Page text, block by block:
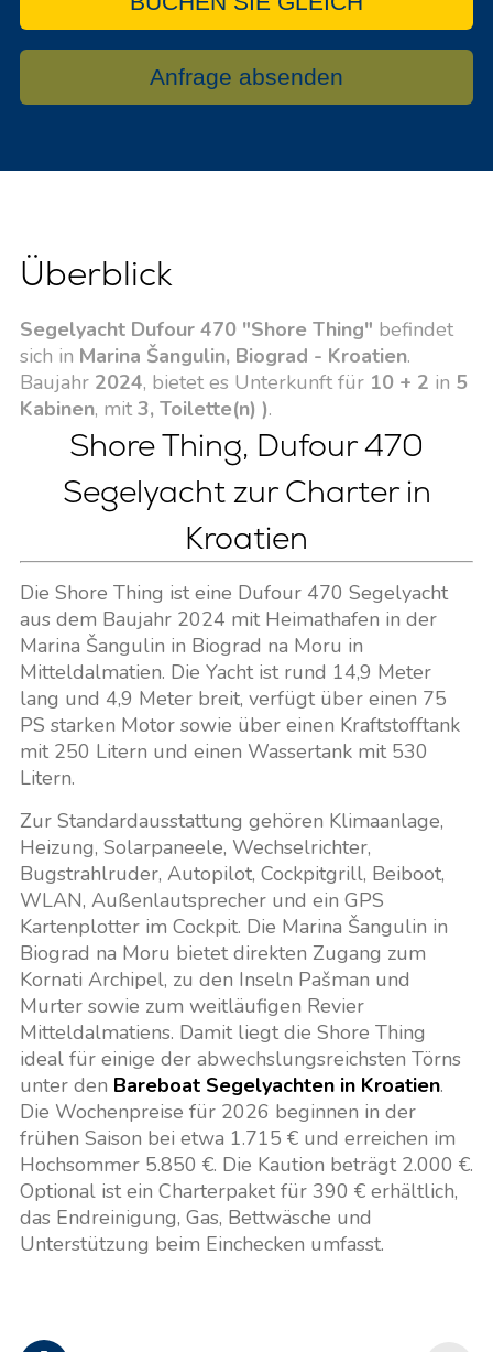
Anfrage absenden
Überblick
Segelyacht Dufour 470 "Shore Thing" befindet
sich in Marina Šangulin, Biograd - Kroatien.
Baujahr 2024, bietet es Unterkunft für 10 + 2 in 5
Kabinen, mit 3, Toilette(n) ).
Shore Thing, Dufour 470
Segelyacht zur Charter in
Kroatien
Die Shore Thing ist eine Dufour 470 Segelyacht
aus dem Baujahr 2024 mit Heimathafen in der
Marina Šangulin in Biograd na Moru in
Mitteldalmatien. Die Yacht ist rund 14,9 Meter
lang und 4,9 Meter breit, verfügt über einen 75
PS starken Motor sowie über einen Kraftstofftank
mit 250 Litern und einen Wassertank mit 530
Litern.
Zur Standardausstattung gehören Klimaanlage,
Heizung, Solarpaneele, Wechselrichter,
Bugstrahlruder, Autopilot, Cockpitgrill, Beiboot,
WLAN, Außenlautsprecher und ein GPS
Kartenplotter im Cockpit. Die Marina Šangulin in
Biograd na Moru bietet direkten Zugang zum
Kornati Archipel, zu den Inseln Pašman und
Murter sowie zum weitläufigen Revier
Mitteldalmatiens. Damit liegt die Shore Thing
ideal für einige der abwechslungsreichsten Törns
unter den Bareboat Segelyachten in Kroatien.
Die Wochenpreise für 2026 beginnen in der
frühen Saison bei etwa 1.715 € und erreichen im
Hochsommer 5.850 €. Die Kaution beträgt 2.000 €.
Optional ist ein Charterpaket für 390 € erhältlich,
das Endreinigung, Gas, Bettwäsche und
Unterstützung beim Einchecken umfasst.